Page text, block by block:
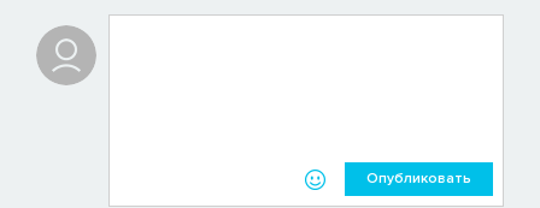
Опубликовать